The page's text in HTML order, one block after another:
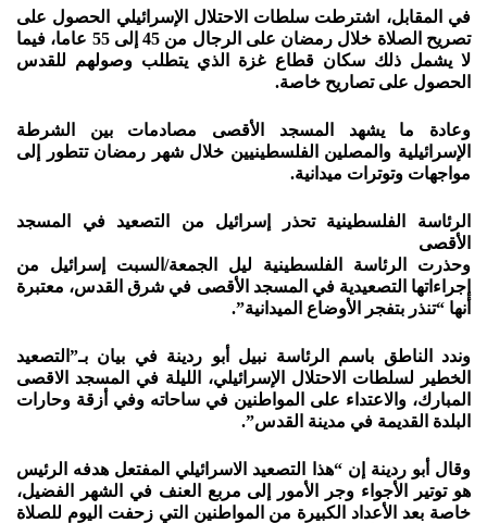
في المقابل، اشترطت سلطات الاحتلال الإسرائيلي الحصول على
تصريح الصلاة خلال رمضان على الرجال من 45 إلى 55 عاما، فيما
لا يشمل ذلك سكان قطاع غزة الذي يتطلب وصولهم للقدس
الحصول على تصاريح خاصة.
وعادة ما يشهد المسجد الأقصى مصادمات بين الشرطة
الإسرائيلية والمصلين الفلسطينيين خلال شهر رمضان تتطور إلى
مواجهات وتوترات ميدانية.
الرئاسة الفلسطينية تحذر إسرائيل من التصعيد في المسجد
الأقصى
وحذرت الرئاسة الفلسطينية ليل الجمعة/السبت إسرائيل من
إجراءاتها التصعيدية في المسجد الأقصى في شرق القدس، معتبرة
أنها “تنذر بتفجر الأوضاع الميدانية”.
وندد الناطق باسم الرئاسة نبيل أبو ردينة في بيان بـ”التصعيد
الخطير لسلطات الاحتلال الإسرائيلي، الليلة في المسجد الاقصى
المبارك، والاعتداء على المواطنين في ساحاته وفي أزقة وحارات
البلدة القديمة في مدينة القدس”.
وقال أبو ردينة إن “هذا التصعيد الاسرائيلي المفتعل هدفه الرئيس
هو توتير الأجواء وجر الأمور إلى مربع العنف في الشهر الفضيل،
خاصة بعد الأعداد الكبيرة من المواطنين التي زحفت اليوم للصلاة